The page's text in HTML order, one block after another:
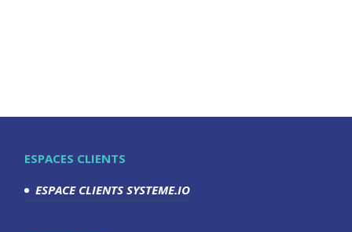
ESPACES CLIENTS
ESPACE CLIENTS SYSTEME.IO